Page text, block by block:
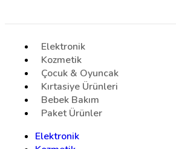
Elektronik
Kozmetik
Çocuk & Oyuncak
Kırtasiye Ürünleri
Bebek Bakım
Paket Ürünler
Elektronik